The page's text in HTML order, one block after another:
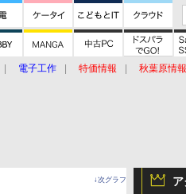
電子工作 特価情報 秋葉原情報
↓次グラフ